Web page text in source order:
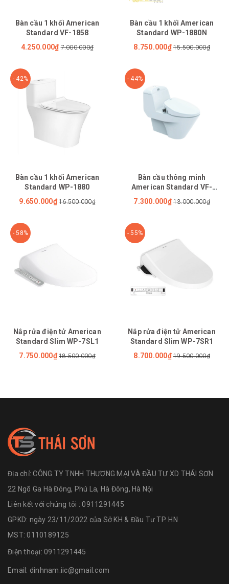
Bàn cầu 1 khối American
Standard VF-1858
4.250.000₫ 7.000.000₫
Bàn cầu 1 khối American
Standard WP-1880N
8.750.000₫ 15.500.000₫
- 42%
Bàn cầu 1 khối American
Standard WP-1880
9.650.000₫ 16.500.000₫
- 44%
Bàn cầu thông minh
American Standard VF-
2011S
7.300.000₫ 13.000.000₫
- 58%
Nắp rửa điện tử American
Standard Slim WP-7SL1
7.750.000₫ 18.500.000₫
- 55%
Nắp rửa điện tử American
Standard Slim WP-7SR1
8.700.000₫ 19.500.000₫
Địa chỉ:CÔNG TY TNHH THƯƠNG MẠI VÀ ĐẦU TƯ XD THÁI SƠN
22 Ngõ Ga Hà Đông, Phú La, Hà Đông, Hà Nội
Liên kết với chúng tôi : 0911291445
GPKD: ngày 23/11/2022 của Sở KH & Đầu Tư TP. HN
MST: 0110189125
Điện thoại: 0911291445
Email: dinhnam.iic@gmail.com